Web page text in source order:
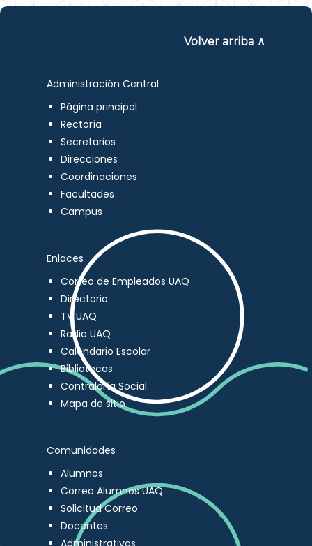
Volver arriba ∧
Administración Central
Página principal
Rectoría
Secretarios
Direcciones
Coordinaciones
Facultades
Campus
Enlaces
Correo de Empleados UAQ
Directorio
TV UAQ
Radio UAQ
Calendario Escolar
Bibliotecas
Contraloría Social
Mapa de sitio
Comunidades
Alumnos
Correo Alumnos UAQ
Solicitud Correo
Docentes
Administrativos